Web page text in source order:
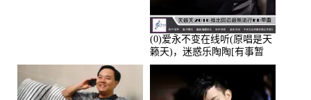
(0)爱永不变在线听(原唱是天
籁天)，迷惑乐陶陶[有事暂
离]演唱点播:27678次